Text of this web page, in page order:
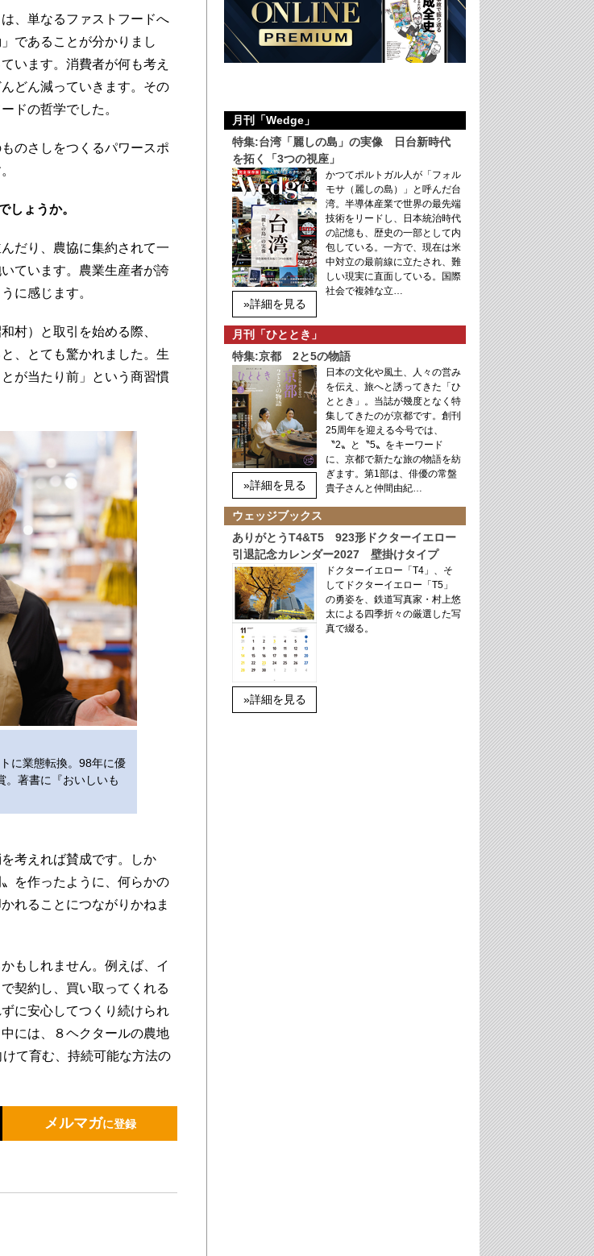
、単なるファストフードへ
であることが分かりまし
います。消費者が何も考え
どん減っていきます。その
ドの哲学でした。
のさしをつくるパワースポ
しょうか。
だり、農協に集約されて一
ています。農業生産者が誇
に感じます。
村）と取引を始める際、
、とても驚かれました。生
が当たり前」という商習慣
に業態転換。98年に優
。著書に『おいしいも
考えれば賛成です。しか
を作ったように、何らかの
れることにつながりかねま
もしれません。例えば、イ
契約し、買い取ってくれる
に安心してつくり続けられ
には、８ヘクタールの農地
て育む、持続可能な方法の
メルマガに登録
月刊「Wedge」
特集:台湾「麗しの島」の実像 日台新時代
を拓く「3つの視座」
»詳細を見る
かつてポルトガル人が「フォル
モサ（麗しの島）」と呼んだ台
湾。半導体産業で世界の最先端
技術をリードし、日本統治時代
の記憶も、歴史の一部として内
包している。一方で、現在は米
中対立の最前線に立たされ、難
しい現実に直面している。国際
社会で複雑な立…
月刊「ひととき」
特集:京都 2と5の物語
»詳細を見る
日本の文化や風土、人々の営み
を伝え、旅へと誘ってきた「ひ
ととき」。当誌が幾度となく特
集してきたのが京都です。創刊
25周年を迎える今号では、
〝2〟と〝5〟をキーワード
に、京都で新たな旅の物語を紡
ぎます。第1部は、俳優の常盤
貴子さんと仲間由紀…
ウェッジブックス
ありがとうT4&T5 923形ドクターイエロー
引退記念カレンダー2027 壁掛けタイプ
»詳細を見る
ドクターイエロー「T4」、そ
してドクターイエロー「T5」
の勇姿を、鉄道写真家・村上悠
太による四季折々の厳選した写
真で綴る。